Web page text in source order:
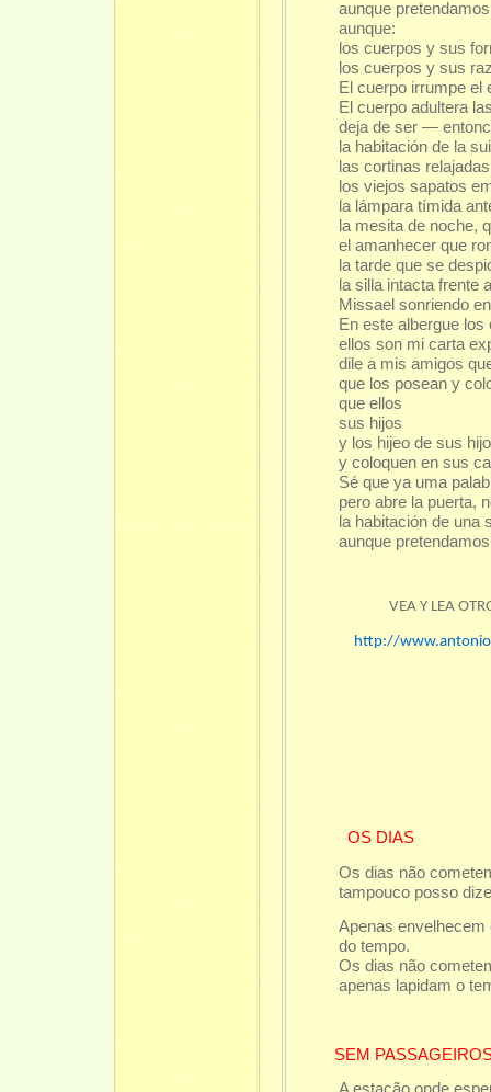
aunque
aunque:
los cuerpos y sus
los cuerpos y sus
El cuerpo irrumpe el
El cuerpo adultera
deja de ser —
la habitación de la
las cortinas
los viejos sapatos
la lámpara tímida
la mesita de noche,
el amanhecer que
la tarde que se
la silla intacta frente
Missael sonriendo
En este albergue
ellos son mi carta
dile a mis amigos
que los posean y
que ellos
sus hijos
y los hijeo de sus
y coloquen en sus
Sé que ya uma
pero abre la puerta,
la habitación de una
aunque
VEA Y LEA
http://
OS DIAS
Os dias não
tampouco posso
Apenas
do tempo.
Os dias não
apenas lapidam o
SEM